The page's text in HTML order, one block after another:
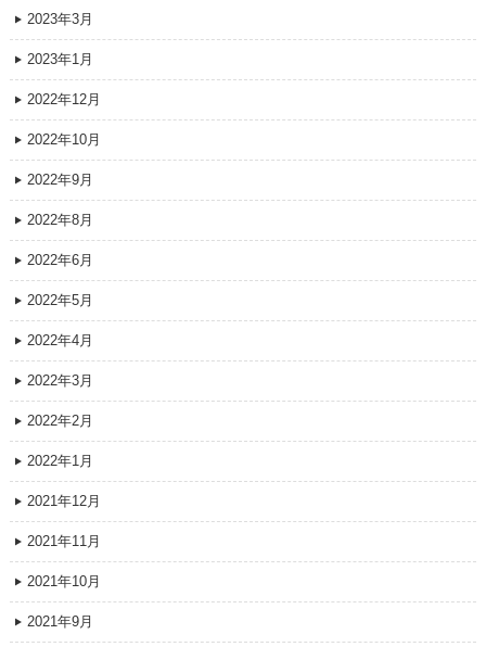
2023年3月
2023年1月
2022年12月
2022年10月
2022年9月
2022年8月
2022年6月
2022年5月
2022年4月
2022年3月
2022年2月
2022年1月
2021年12月
2021年11月
2021年10月
2021年9月